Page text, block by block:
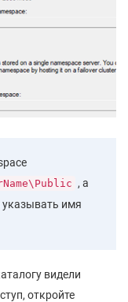
, а
указывать имя
видели
откройте